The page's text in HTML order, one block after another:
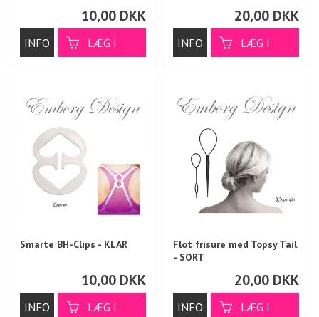
10,00 DKK 20,00 DKK
Smarte BH-Clips - KLAR
10,00 DKK
Flot frisure med Topsy Tail
- SORT
20,00 DKK